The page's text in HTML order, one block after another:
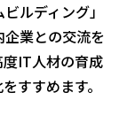
ルディング」
業との交流を
IT人材の育成
すすめます。